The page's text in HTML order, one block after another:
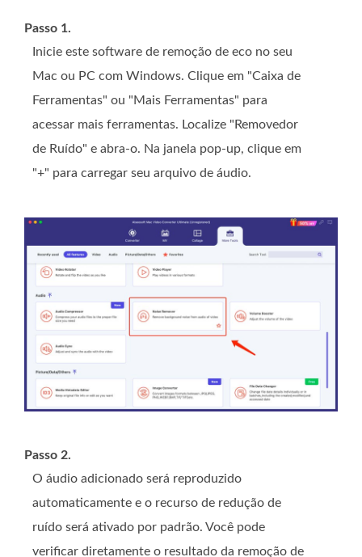
Passo 1.
Inicie este software de remoção de eco no seu
Mac ou PC com Windows. Clique em "Caixa de
Ferramentas" ou "Mais Ferramentas" para
acessar mais ferramentas. Localize "Removedor
de Ruído" e abra-o. Na janela pop-up, clique em
"+" para carregar seu arquivo de áudio.
Passo 2.
O áudio adicionado será reproduzido
automaticamente e o recurso de redução de
ruído será ativado por padrão. Você pode
verificar diretamente o resultado da remoção de